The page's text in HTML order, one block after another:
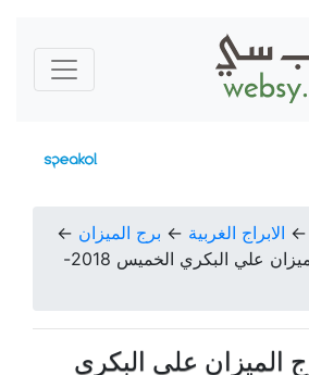
← الابراج الغربية ← برج الميزان ←
حظك اليوم برج الميزان علي البكري الخميس 2018-
الميزان علي البكري